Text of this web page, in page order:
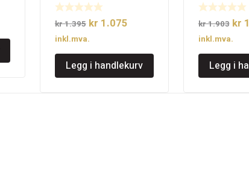
kr1.395 Opprinnelig
pris
var:
kr 1.395.
kr 1.075Nåværende
er:
kr 1.075.
inkl.mva.
Legg i handlekurv
kr1.903
pris
var:
kr
kr
inkl.mva.
Legg i